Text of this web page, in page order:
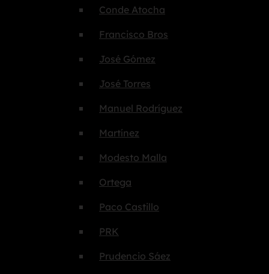
Conde Atocha
Francisco Bros
José Gómez
José Torres
Manuel Rodríguez
Martínez
Modesto Malla
Ortega
Paco Castillo
PRK
Prudencio Sáez